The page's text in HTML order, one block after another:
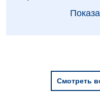
Смотреть